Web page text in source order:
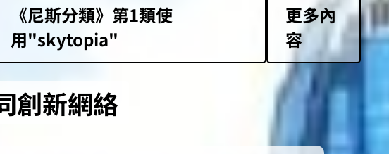
《尼斯分類》第1類‌使
用"skytopia"
更多內
容
創新網絡